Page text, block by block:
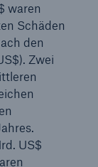
waren
Schäden
den
Zwei
US$